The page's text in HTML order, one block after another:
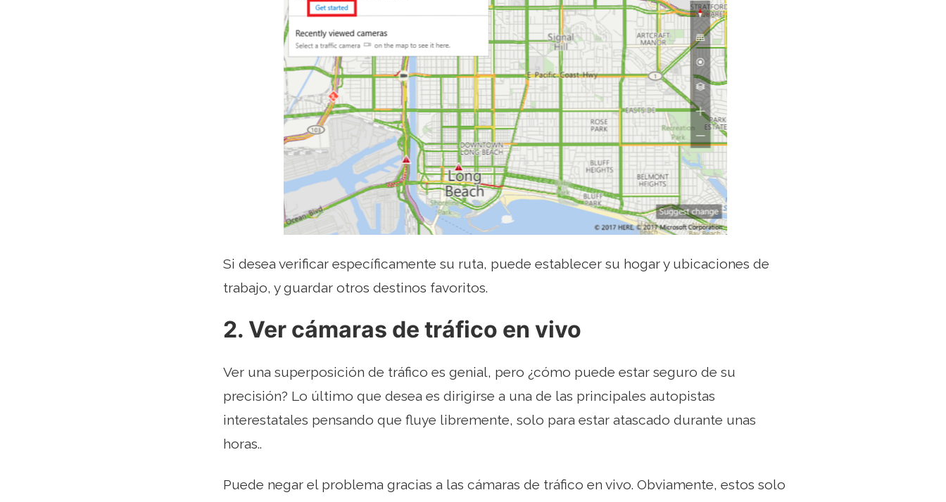
Si desea verificar específicamente su ruta, puede establecer su hogar y ubicaciones de
trabajo, y guardar otros destinos favoritos.
2. Ver cámaras de tráfico en vivo
Ver una superposición de tráfico es genial, pero ¿cómo puede estar seguro de su
precisión? Lo último que desea es dirigirse a una de las principales autopistas
interestatales pensando que fluye libremente, solo para estar atascado durante unas
horas..
Puede negar el problema gracias a las cámaras de tráfico en vivo. Obviamente, estos solo